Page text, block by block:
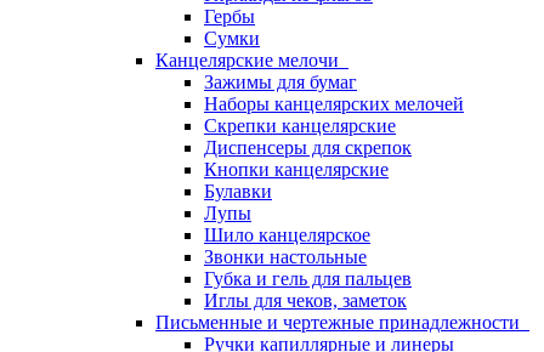
Гербы
Сумки
Канцелярские мелочи
Зажимы для бумаг
Наборы канцелярских мелочей
Скрепки канцелярские
Диспенсеры для скрепок
Кнопки канцелярские
Булавки
Лупы
Шило канцелярское
Звонки настольные
Губка и гель для пальцев
Иглы для чеков, заметок
Письменные и чертежные принадлежности
Ручки капиллярные и линеры